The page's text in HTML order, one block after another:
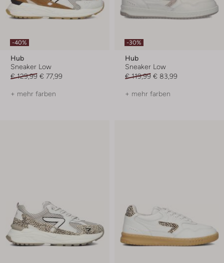
-40%
Hub
Sneaker Low
€ 129,99 € 77,99
+ mehr farben
-30%
Hub
Sneaker Low
€ 119,99 € 83,99
+ mehr farben